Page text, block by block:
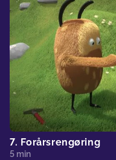
7. Forårsrengøring
5 min